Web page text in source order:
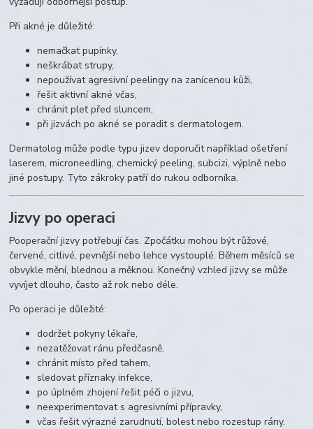
Při akné je důležité:
nemačkat pupínky,
neškrábat strupy,
nepoužívat agresivní peelingy na zanícenou kůži,
řešit aktivní akné včas,
chránit pleť před sluncem,
při jizvách po akné se poradit s dermatologem.
Dermatolog může podle typu jizev doporučit například ošetření
laserem, microneedling, chemický peeling, subcizi, výplně nebo
jiné postupy. Tyto zákroky patří do rukou odborníka.
Jizvy po operaci
Pooperační jizvy potřebují čas. Zpočátku mohou být růžové,
červené, citlivé, pevnější nebo lehce vystouplé. Během měsíců se
obvykle mění, blednou a měknou. Konečný vzhled jizvy se může
vyvíjet dlouho, často až rok nebo déle.
Po operaci je důležité:
dodržet pokyny lékaře,
nezatěžovat ránu předčasně,
chránit místo před tahem,
sledovat příznaky infekce,
po úplném zhojení řešit péči o jizvu,
neexperimentovat s agresivními přípravky,
včas řešit výrazné zarudnutí, bolest nebo rozestup rány.